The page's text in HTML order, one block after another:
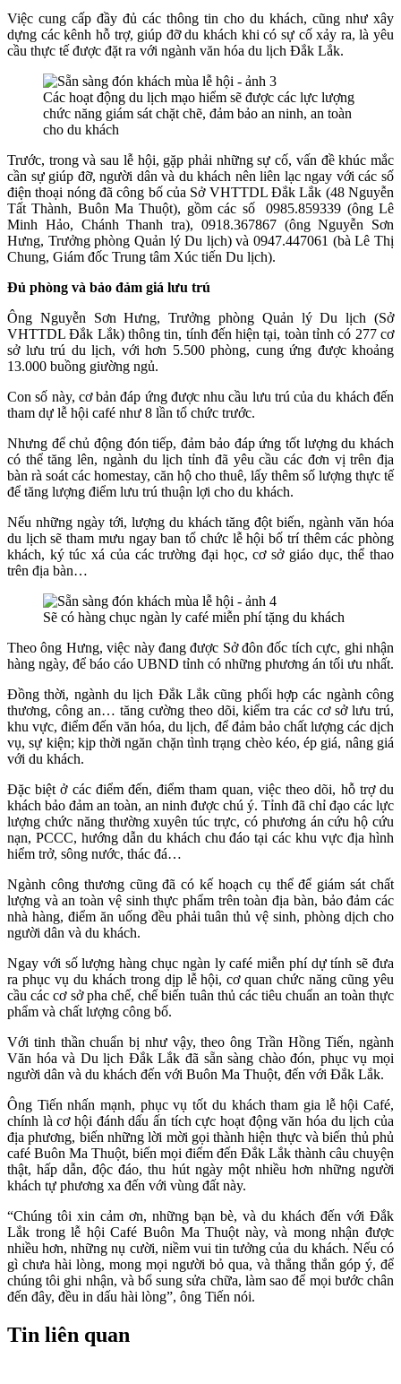
Việc cung cấp đầy đủ các thông tin cho du khách, cũng như xây
dựng các kênh hỗ trợ, giúp đỡ du khách khi có sự cố xảy ra, là yêu
cầu thực tế được đặt ra với ngành văn hóa du lịch Đắk Lắk.
Các hoạt động du lịch mạo hiểm sẽ được các lực lượng
chức năng giám sát chặt chẽ, đảm bảo an ninh, an toàn
cho du khách
Trước, trong và sau lễ hội, gặp phải những sự cố, vấn đề khúc mắc
cần sự giúp đỡ, người dân và du khách nên liên lạc ngay với các số
điện thoại nóng đã công bố của Sở VHTTDL Đắk Lắk (48 Nguyễn
Tất Thành, Buôn Ma Thuột), gồm các số 0985.859339 (ông Lê
Minh Hảo, Chánh Thanh tra), 0918.367867 (ông Nguyễn Sơn
Hưng, Trưởng phòng Quản lý Du lịch) và 0947.447061 (bà Lê Thị
Chung, Giám đốc Trung tâm Xúc tiến Du lịch).
Đủ phòng và bảo đảm giá lưu trú
Ông Nguyễn Sơn Hưng, Trưởng phòng Quản lý Du lịch (Sở
VHTTDL Đắk Lắk) thông tin, tính đến hiện tại, toàn tỉnh có 277 cơ
sở lưu trú du lịch, với hơn 5.500 phòng, cung ứng được khoảng
13.000 buồng giường ngủ.
Con số này, cơ bản đáp ứng được nhu cầu lưu trú của du khách đến
tham dự lễ hội café như 8 lần tổ chức trước.
Nhưng để chủ động đón tiếp, đảm bảo đáp ứng tốt lượng du khách
có thể tăng lên, ngành du lịch tỉnh đã yêu cầu các đơn vị trên địa
bàn rà soát các homestay, căn hộ cho thuê, lấy thêm số lượng thực tế
để tăng lượng điểm lưu trú thuận lợi cho du khách.
Nếu những ngày tới, lượng du khách tăng đột biến, ngành văn hóa
du lịch sẽ tham mưu ngay ban tổ chức lễ hội bố trí thêm các phòng
khách, ký túc xá của các trường đại học, cơ sở giáo dục, thể thao
trên địa bàn…
Sẽ có hàng chục ngàn ly café miễn phí tặng du khách
Theo ông Hưng, việc này đang được Sở đôn đốc tích cực, ghi nhận
hàng ngày, để báo cáo UBND tỉnh có những phương án tối ưu nhất.
Đồng thời, ngành du lịch Đắk Lắk cũng phối hợp các ngành công
thương, công an… tăng cường theo dõi, kiểm tra các cơ sở lưu trú,
khu vực, điểm đến văn hóa, du lịch, để đảm bảo chất lượng các dịch
vụ, sự kiện; kịp thời ngăn chặn tình trạng chèo kéo, ép giá, nâng giá
với du khách.
Đặc biệt ở các điểm đến, điểm tham quan, việc theo dõi, hỗ trợ du
khách bảo đảm an toàn, an ninh được chú ý. Tỉnh đã chỉ đạo các lực
lượng chức năng thường xuyên túc trực, có phương án cứu hộ cứu
nạn, PCCC, hướng dẫn du khách chu đáo tại các khu vực địa hình
hiểm trở, sông nước, thác đá…
Ngành công thương cũng đã có kế hoạch cụ thể để giám sát chất
lượng và an toàn vệ sinh thực phẩm trên toàn địa bàn, bảo đảm các
nhà hàng, điểm ăn uống đều phải tuân thủ vệ sinh, phòng dịch cho
người dân và du khách.
Ngay với số lượng hàng chục ngàn ly café miễn phí dự tính sẽ đưa
ra phục vụ du khách trong dịp lễ hội, cơ quan chức năng cũng yêu
cầu các cơ sở pha chế, chế biến tuân thủ các tiêu chuẩn an toàn thực
phẩm và chất lượng công bố.
Với tinh thần chuẩn bị như vậy, theo ông Trần Hồng Tiến, ngành
Văn hóa và Du lịch Đắk Lắk đã sẵn sàng chào đón, phục vụ mọi
người dân và du khách đến với Buôn Ma Thuột, đến với Đắk Lắk.
Ông Tiến nhấn mạnh, phục vụ tốt du khách tham gia lễ hội Café,
chính là cơ hội đánh dấu ấn tích cực hoạt động văn hóa du lịch của
địa phương, biến những lời mời gọi thành hiện thực và biến thủ phủ
café Buôn Ma Thuột, biến mọi điểm đến Đắk Lắk thành câu chuyện
thật, hấp dẫn, độc đáo, thu hút ngày một nhiều hơn những người
khách tự phương xa đến với vùng đất này.
“Chúng tôi xin cảm ơn, những bạn bè, và du khách đến với Đắk
Lắk trong lễ hội Café Buôn Ma Thuột này, và mong nhận được
nhiều hơn, những nụ cười, niềm vui tin tưởng của du khách. Nếu có
gì chưa hài lòng, mong mọi người bỏ qua, và thẳng thắn góp ý, để
chúng tôi ghi nhận, và bổ sung sửa chữa, làm sao để mọi bước chân
đến đây, đều in dấu hài lòng”, ông Tiến nói.
Tin liên quan